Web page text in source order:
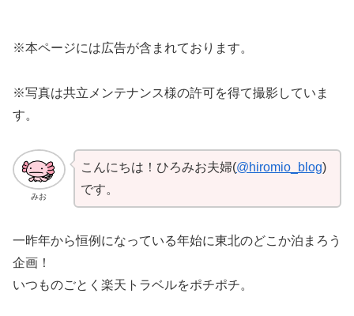
※本ページには広告が含まれております。
※写真は共立メンテナンス様の許可を得て撮影していま
す。
みお
こんにちは！ひろみお夫婦(@hiromio_blog)
です。
一昨年から恒例になっている年始に東北のどこか泊まろう
企画！
いつものごとく楽天トラベルをポチポチ。